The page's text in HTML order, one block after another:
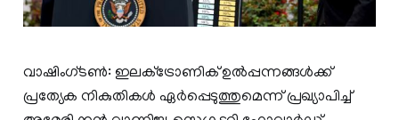
വാഷിംഗ്ടൺ: ഇലക്‌ട്രോണിക്‌ ഉൽപ്പന്നങ്ങൾക്ക്
പ്രത്യേക നികുതികൾ ഏർപ്പെടുത്തുമെന്ന് പ്രഖ്യാപിച്ച്